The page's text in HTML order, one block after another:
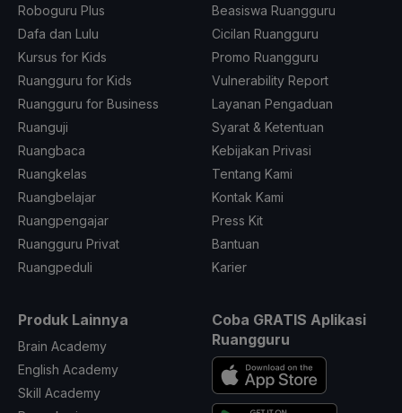
Roboguru Plus
Dafa dan Lulu
Kursus for Kids
Ruangguru for Kids
Ruangguru for Business
Ruanguji
Ruangbaca
Ruangkelas
Ruangbelajar
Ruangpengajar
Ruangguru Privat
Ruangpeduli
Beasiswa Ruangguru
Cicilan Ruangguru
Promo Ruangguru
Vulnerability Report
Layanan Pengaduan
Syarat & Ketentuan
Kebijakan Privasi
Tentang Kami
Kontak Kami
Press Kit
Bantuan
Karier
Produk Lainnya
Brain Academy
English Academy
Skill Academy
Coba GRATIS Aplikasi
Ruangguru